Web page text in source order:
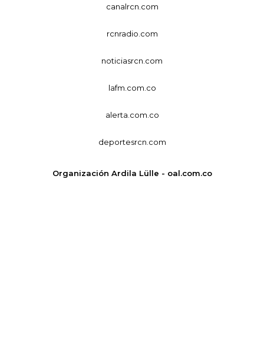
canalrcn.com
rcnradio.com
noticiasrcn.com
lafm.com.co
alerta.com.co
deportesrcn.com
Organización Ardila Lülle - oal.com.co